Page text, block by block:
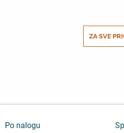
ZA SVE
Po nalogu